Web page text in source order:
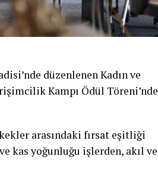
düzenlenen Kadın ve
Kampı Ödül Töreni’nde
arasındaki fırsat eşitliği
kas yoğunluğu işlerden, akıl ve